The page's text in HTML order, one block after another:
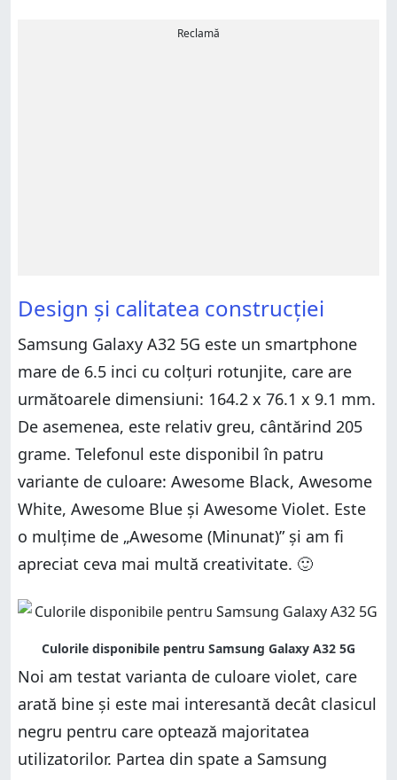
Reclamă
Design și calitatea construcției
Samsung Galaxy A32 5G este un smartphone
mare de 6.5 inci cu colțuri rotunjite, care are
următoarele dimensiuni: 164.2 x 76.1 x 9.1 mm.
De asemenea, este relativ greu, cântărind 205
grame. Telefonul este disponibil în patru
variante de culoare: Awesome Black, Awesome
White, Awesome Blue și Awesome Violet. Este
o mulțime de „Awesome (Minunat)” și am fi
apreciat ceva mai multă creativitate. 🙂
Noi am testat varianta de culoare violet, care
arată bine și este mai interesantă decât clasicul
negru pentru care optează majoritatea
utilizatorilor. Partea din spate a Samsung